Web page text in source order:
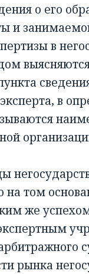
о его
и
в
в
на том
же
рынка